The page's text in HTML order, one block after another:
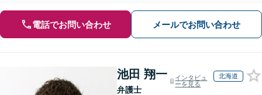
電話でお問い合わせ メールでお問い合わせ
池田 翔一
弁護士
インタビュ
ーを見る
北海道